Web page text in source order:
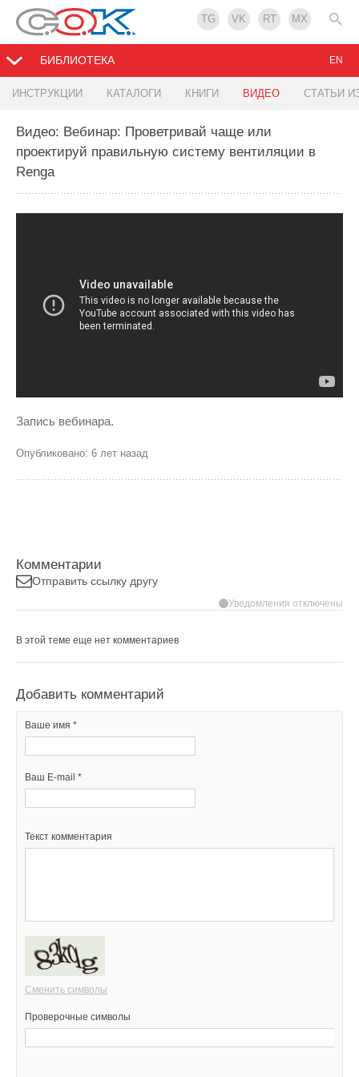
TG VK RT MX
БИБЛИОТЕКА
ИНСТРУКЦИИ КАТАЛОГИ КНИГИ ВИДЕО СТАТЬИ
EN
Видео: Вебинар: Проветривай чаще или
проектируй правильную систему вентиляции в
Rengа
Запись вебинара.
Опубликовано: 6 лет назад
Комментарии
Отправить ссылку другу
Уведомления отключены
В этой теме еще нет комментариев
Добавить комментарий
Ваше имя *
Ваш E-mail *
Текст комментария
Сменить символы
Проверочные символы